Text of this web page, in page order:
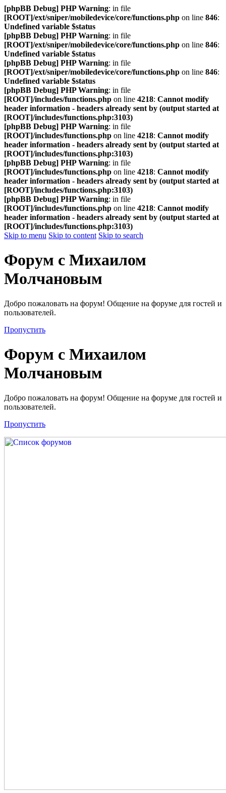
[phpBB Debug] PHP Warning: in file
[ROOT]/ext/sniper/mobiledevice/core/functions.php on line 846:
Undefined variable $status
[phpBB Debug] PHP Warning: in file
[ROOT]/ext/sniper/mobiledevice/core/functions.php on line 846:
Undefined variable $status
[phpBB Debug] PHP Warning: in file
[ROOT]/ext/sniper/mobiledevice/core/functions.php on line 846:
Undefined variable $status
[phpBB Debug] PHP Warning: in file
[ROOT]/includes/functions.php on line 4218: Cannot modify
header information - headers already sent by (output started at
[ROOT]/includes/functions.php:3103)
[phpBB Debug] PHP Warning: in file
[ROOT]/includes/functions.php on line 4218: Cannot modify
header information - headers already sent by (output started at
[ROOT]/includes/functions.php:3103)
[phpBB Debug] PHP Warning: in file
[ROOT]/includes/functions.php on line 4218: Cannot modify
header information - headers already sent by (output started at
[ROOT]/includes/functions.php:3103)
[phpBB Debug] PHP Warning: in file
[ROOT]/includes/functions.php on line 4218: Cannot modify
header information - headers already sent by (output started at
[ROOT]/includes/functions.php:3103)
Skip to menu Skip to content Skip to search
Форум с Михаилом
Молчановым
Добро пожаловать на форум! Общение на форуме для гостей и
пользователей.
Пропустить
Форум с Михаилом
Молчановым
Добро пожаловать на форум! Общение на форуме для гостей и
пользователей.
Пропустить